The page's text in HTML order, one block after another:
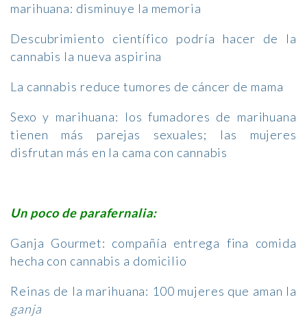
marihuana: disminuye la memoria
Descubrimiento científico podría hacer de la
cannabis la nueva aspirina
La cannabis reduce tumores de cáncer de mama
Sexo y marihuana: los fumadores de marihuana
tienen más parejas sexuales; las mujeres
disfrutan más en la cama con cannabis
Un poco de parafernalia:
Ganja Gourmet: compañía entrega fina comida
hecha con cannabis a domicilio
Reinas de la marihuana: 100 mujeres que aman la
ganja